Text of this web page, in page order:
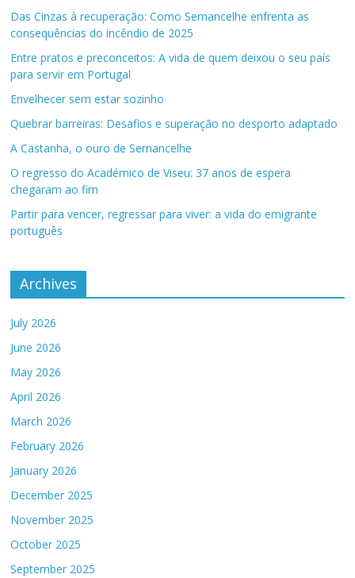
Das Cinzas à recuperação: Como Sernancelhe enfrenta as
consequências do incêndio de 2025
Entre pratos e preconceitos: A vida de quem deixou o seu país
para servir em Portugal
Envelhecer sem estar sozinho
Quebrar barreiras: Desafios e superação no desporto adaptado
A Castanha, o ouro de Sernancelhe
O regresso do Académico de Viseu: 37 anos de espera
chegaram ao fim
Partir para vencer, regressar para viver: a vida do emigrante
português
Archives
July 2026
June 2026
May 2026
April 2026
March 2026
February 2026
January 2026
December 2025
November 2025
October 2025
September 2025